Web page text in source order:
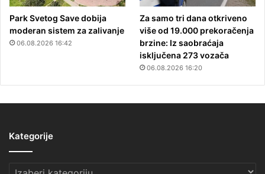
Park Svetog Save dobija
moderan sistem za zalivanje
06.08.2026 16:42
Za samo tri dana otkriveno
više od 19.000 prekoračenja
brzine: Iz saobraćaja
isključena 273 vozača
06.08.2026 16:20
Kategorije
Kategorije